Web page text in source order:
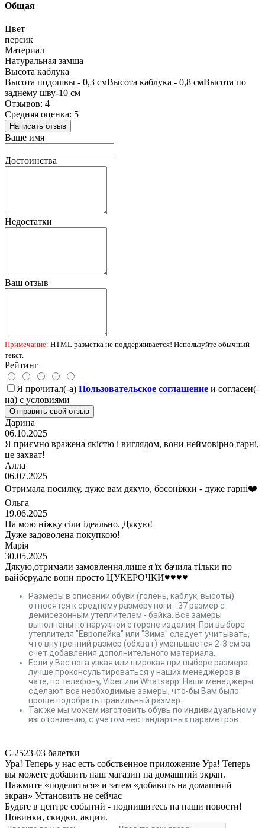
Общая
Цвет
персик
Материал
Натуральная замша
Высота каблука
Высота подошвы - 0,3 смВысота каблука - 0,8 смВысота по
заднему шву-10 см
Отзывов: 4
Средняя оценка: 5
Написать отзыв
Ваше имя
Достоинства
Недостатки
Ваш отзыв
Примечание: HTML разметка не поддерживается! Используйте обычный
текст.
Рейтинг
Я прочитал(-а) Пользовательское соглашение и согласен(-
на) с условиями
Отправить свой отзыв
Дарина
06.10.2025
Я приємно вражена якістю і виглядом, вони неймовірно гарні,
це захват!
Алла
06.07.2025
Отримала посилку, дуже вам дякую, босоніжки - дуже гарні❤️
Ольга
19.06.2025
На мою ніжку сіли ідеально. Дякую!
Дуже задоволена покупкою!
Марія
30.05.2025
Дякую,отримали замовлення,лише я їх бачила тільки по
вайберу,але вони просто ЦУКЕРОЧКИ♥️♥️♥️♥️
Размеры в описании обуви (голень, каблук, высоты)
относятся к среднему размеру ноги - 37 размер с
демисезонным утеплителем - байка. Все замеры
выполнены по наружной стороне изделия. При выборе
утеплителя "Европейка" или "Зима" следует учитывать,
что внутренний размер (обхват) уменьшается 2-3 см за
счет добавления дополнительного материала.
Если у Вас нога узкая или широкая при выборе размера
лучше проконсультироваться у наших менеджеров в
чате, по телефону, Viber или Whatsapp. Наши менеджеры
сделают все необходимые замеры, что-бы Вам было
проще подобрать правильный размер.
Так же мы можем изготовить обувь по индивидуальному
изготовлению, с учётом нестандартных параметров.
С-2523-03 балетки
Ура! Теперь у нас есть собственное приложение Ура! Теперь
вы можете добавить наш магазин на домашний экран.
Нажмите «поделиться» и затем «добавить на домашний
экран» Установить не сейчас
Будьте в центре событий - подпишитесь на наши новости!
Новинки, скидки, акции.